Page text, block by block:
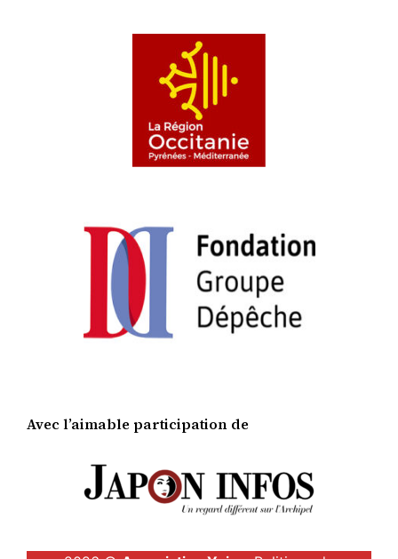
Avec l’aimable participation de